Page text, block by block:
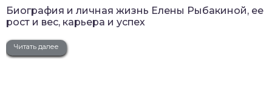
Биография и личная жизнь Елены Рыбакиной, ее
рост и вес, карьера и успех
Читать далее